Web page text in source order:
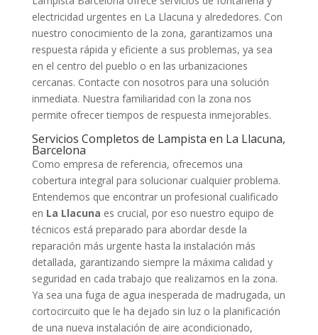
electricidad urgentes en La Llacuna y alrededores. Con
nuestro conocimiento de la zona, garantizamos una
respuesta rápida y eficiente a sus problemas, ya sea
en el centro del pueblo o en las urbanizaciones
cercanas. Contacte con nosotros para una solución
inmediata. Nuestra familiaridad con la zona nos
permite ofrecer tiempos de respuesta inmejorables.
Servicios Completos de Lampista en La Llacuna,
Barcelona
Como empresa de referencia, ofrecemos una
cobertura integral para solucionar cualquier problema.
Entendemos que encontrar un profesional cualificado
en La Llacuna es crucial, por eso nuestro equipo de
técnicos está preparado para abordar desde la
reparación más urgente hasta la instalación más
detallada, garantizando siempre la máxima calidad y
seguridad en cada trabajo que realizamos en la zona.
Ya sea una fuga de agua inesperada de madrugada, un
cortocircuito que le ha dejado sin luz o la planificación
de una nueva instalación de aire acondicionado,